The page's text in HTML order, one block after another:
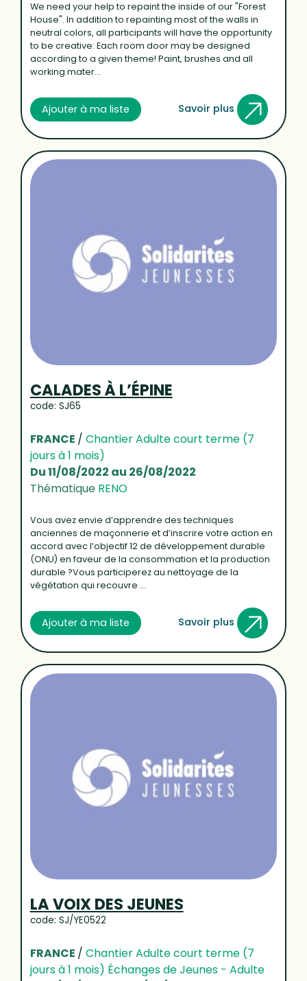
We need your help to repaint the inside of our "Forest
House". In addition to repainting most of the walls in
neutral colors, all participants will have the opportunity
to be creative: Each room door may be designed
according to a given theme! Paint, brushes and all
working mater...
Ajouter à ma liste Savoir plus
CALADES À L’ÉPINE
code: SJ65
FRANCE / Chantier Adulte court terme (7
jours à 1 mois)
Du 11/08/2022 au 26/08/2022
Thématique RENO
Vous avez envie d’apprendre des techniques
anciennes de maçonnerie et d’inscrire votre action en
accord avec l’objectif 12 de développement durable
(ONU) en faveur de la consommation et la production
durable ?Vous participerez au nettoyage de la
végétation qui recouvre ...
Ajouter à ma liste Savoir plus
LA VOIX DES JEUNES
code: SJ/YE0522
FRANCE / Chantier Adulte court terme (7
jours à 1 mois) Échanges de Jeunes - Adulte